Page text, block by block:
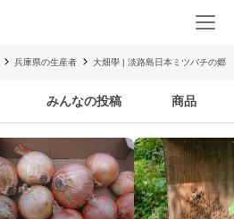
兵庫県の生産者 大畑學 | 淡路島日本ミツバチの郷
みんなの投稿 商品